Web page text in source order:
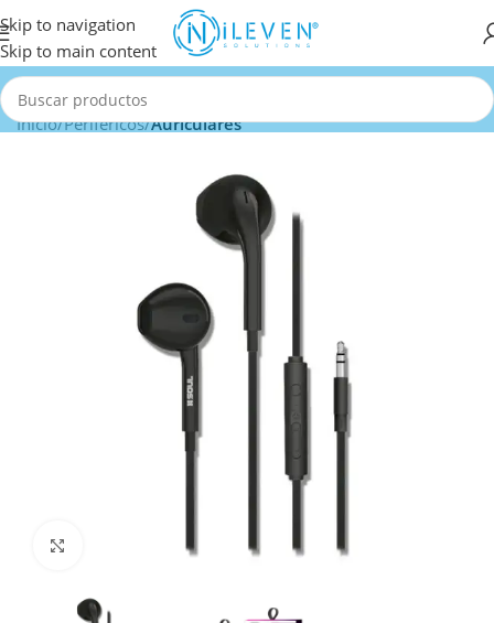
Skip to navigation
Skip to main content
Inicio Periféricos Auriculares
Clic para ampliar